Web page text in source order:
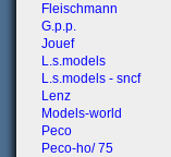
Fleischmann
G.p.p.
Jouef
L.s.models
L.s.models - sncf
Lenz
Models-world
Peco
Peco-ho/ 75